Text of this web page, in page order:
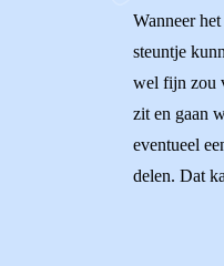
Wanneer
steuntje
wel fijn zou
zit en gaan
eventueel
delen. Dat